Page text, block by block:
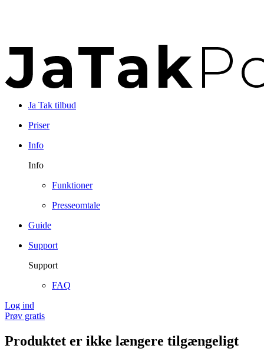
Ja Tak tilbud
Priser
Info
Info
Funktioner
Presseomtale
Guide
Support
Support
FAQ
Log ind
Prøv gratis
Produktet er ikke længere tilgængeligt